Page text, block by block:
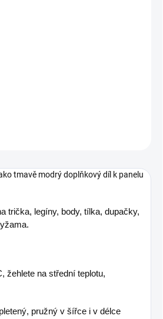
tmavě modrý doplňkový díl k panelu
trička, legíny, body, tílka, dupačky,
žehlete na střední teplotu,
pletený, pružný v šířce i v délce